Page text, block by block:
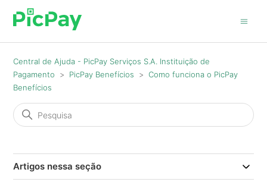
Central de Ajuda - PicPay Serviços S.A. Instituição de
Pagamento
PicPay Benefícios
Como funciona o PicPay
Benefícios
Artigos nessa seção